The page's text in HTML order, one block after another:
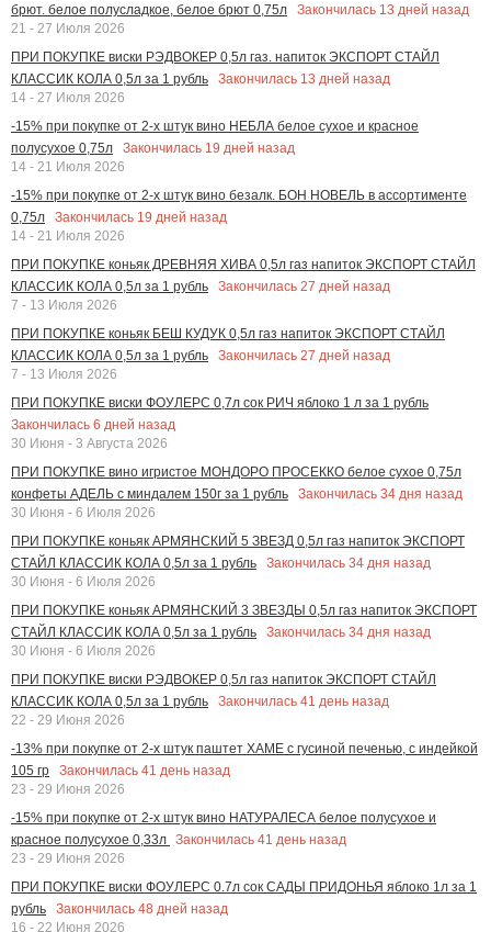
брют. белое полусладкое, белое брют 0,75л
Закончилась 13 дней назад
21 - 27 Июля 2026
ПРИ ПОКУПКЕ виски РЭДВОКЕР 0,5л газ. напиток ЭКСПОРТ СТАЙЛ
КЛАССИК КОЛА 0,5л за 1 рубль
Закончилась 13 дней назад
14 - 27 Июля 2026
-15% при покупке от 2-х штук вино НЕБЛА белое сухое и красное
полусухое 0,75л
Закончилась 19 дней назад
14 - 21 Июля 2026
-15% при покупке от 2-х штук вино безалк. БОН НОВЕЛЬ в ассортименте
0,75л
Закончилась 19 дней назад
14 - 21 Июля 2026
ПРИ ПОКУПКЕ коньяк ДРЕВНЯЯ ХИВА 0,5л газ напиток ЭКСПОРТ СТАЙЛ
КЛАССИК КОЛА 0,5л за 1 рубль
Закончилась 27 дней назад
7 - 13 Июля 2026
ПРИ ПОКУПКЕ коньяк БЕШ КУДУК 0,5л газ напиток ЭКСПОРТ СТАЙЛ
КЛАССИК КОЛА 0,5л за 1 рубль
Закончилась 27 дней назад
7 - 13 Июля 2026
ПРИ ПОКУПКЕ виски ФОУЛЕРС 0,7л сок РИЧ яблоко 1 л за 1 рубль
Закончилась 6 дней назад
30 Июня - 3 Августа 2026
ПРИ ПОКУПКЕ вино игристое МОНДОРО ПРОСЕККО белое сухое 0,75л
конфеты АДЕЛЬ с миндалем 150г за 1 рубль
Закончилась 34 дня назад
30 Июня - 6 Июля 2026
ПРИ ПОКУПКЕ коньяк АРМЯНСКИЙ 5 ЗВЕЗД 0,5л газ напиток ЭКСПОРТ
СТАЙЛ КЛАССИК КОЛА 0,5л за 1 рубль
Закончилась 34 дня назад
30 Июня - 6 Июля 2026
ПРИ ПОКУПКЕ коньяк АРМЯНСКИЙ 3 ЗВЕЗДЫ 0,5л газ напиток ЭКСПОРТ
СТАЙЛ КЛАССИК КОЛА 0,5л за 1 рубль
Закончилась 34 дня назад
30 Июня - 6 Июля 2026
ПРИ ПОКУПКЕ виски РЭДВОКЕР 0,5л газ напиток ЭКСПОРТ СТАЙЛ
КЛАССИК КОЛА 0,5л за 1 рубль
Закончилась 41 день назад
22 - 29 Июня 2026
-13% при покупке от 2-х штук паштет ХАМЕ с гусиной печенью, с индейкой
105 гр
Закончилась 41 день назад
23 - 29 Июня 2026
-15% при покупке от 2-х штук вино НАТУРАЛЕСА белое полусухое и
красное полусухое 0,33л Закончилась 41 день назад
23 - 29 Июня 2026
ПРИ ПОКУПКЕ виски ФОУЛЕРС 0.7л сок САДЫ ПРИДОНЬЯ яблоко 1л за 1
рубль
Закончилась 48 дней назад
16 - 22 Июня 2026